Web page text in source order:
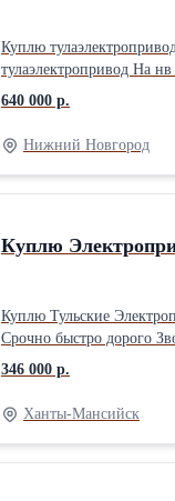
Куплю
тулаэлектропривод На
640 000 р.
Нижний Новгород
Куплю
Куплю Тульские
Срочно быстро дорого Звоните тел 89040122390 алексей Куплю
комплектующие к
346 000 р.
Ханты-Мансийск